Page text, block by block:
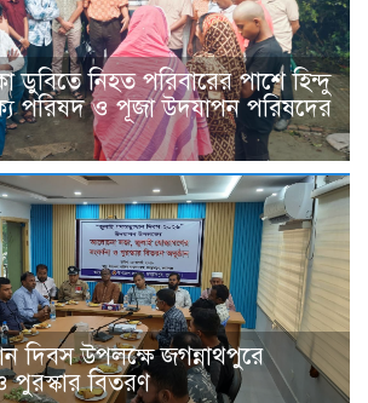
ডুবিতে নিহত পরিবারের পাশে হিন্দু
পরিষদ ও পূজা উদযাপন পরিষদের
দিবস উপলক্ষে জগন্নাথপুরে
বিতরণ